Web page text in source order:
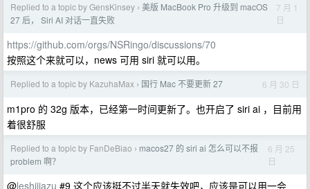
Replied to a topic by GensKinsey › 美版 MacBook Pro 升级到 macOS
27 后， Siri AI 对话一直失败
7 月 1
日
https://github.com/orgs/NSRingo/discussions/70
按照这个来就可以，news 可用 siri 就可以用。
Replied to a topic by KazuhaMax › 国行 Mac 不要更新 27 6 月 30 日
m1pro 的 32g 版本，已经第一时间更新了。也开启了 siri ai ，目前用
着很舒服
Replied to a topic by FanDeBiao › macos27 的 siri ai 怎么可以不报
problem 啊？
6 月 25
日
@leshijiazu #9 这个应该挺不过半天就失效吧，应该是可以用一会